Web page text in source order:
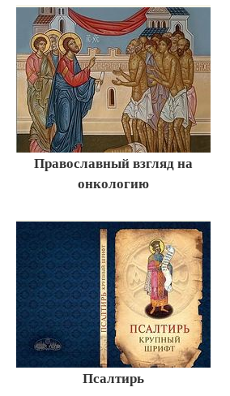
Православный взгляд на
онкологию
Псалтирь